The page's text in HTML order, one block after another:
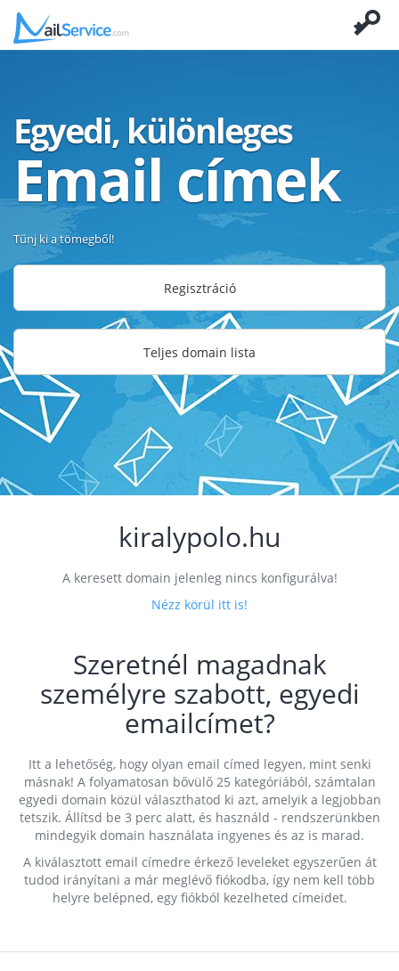
Egyedi, különleges
Email címek
Tűnj ki a tömegből!
Regisztráció
Teljes domain lista
kiralypolo.hu
A keresett domain jelenleg nincs konfigurálva!
Nézz körül itt is!
Szeretnél magadnak
személyre szabott, egyedi
emailcímet?
Itt a lehetőség, hogy olyan email címed legyen, mint senki
másnak! A folyamatosan bővülő 25 kategóriából, számtalan
egyedi domain közül választhatod ki azt, amelyik a legjobban
tetszik. Állítsd be 3 perc alatt, és használd - rendszerünkben
mindegyik domain használata ingyenes és az is marad.
A kiválasztott email címedre érkező leveleket egyszerűen át
tudod irányítani a már meglévő fiókodba, így nem kell több
helyre belépned, egy fiókból kezelheted címeidet.